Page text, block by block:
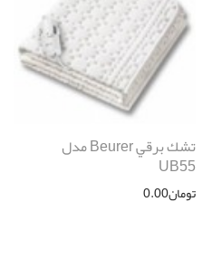
تشك برقي Beurer مدل
UB55
تومان0.00